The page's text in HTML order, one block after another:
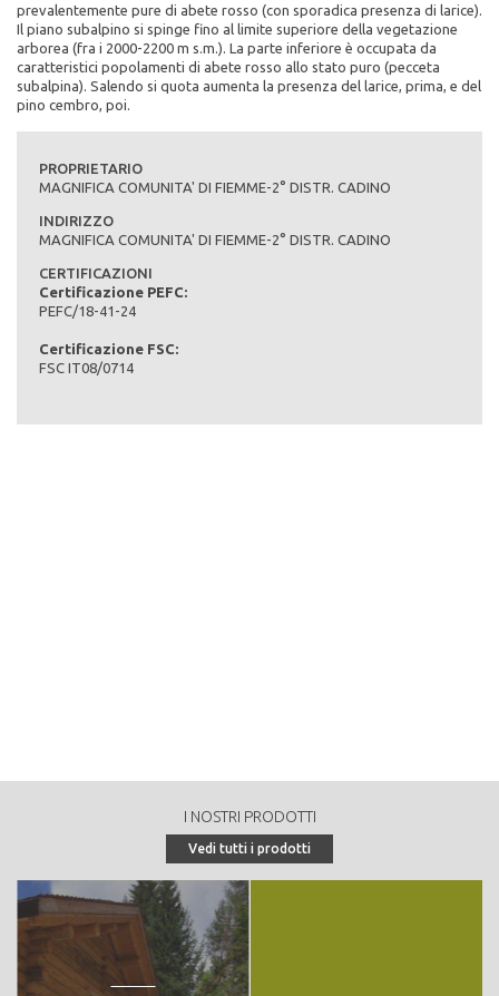
prevalentemente pure di abete rosso (con sporadica presenza di larice).
Il piano subalpino si spinge fino al limite superiore della vegetazione
arborea (fra i 2000-2200 m s.m.). La parte inferiore è occupata da
caratteristici popolamenti di abete rosso allo stato puro (pecceta
subalpina). Salendo si quota aumenta la presenza del larice, prima, e del
pino cembro, poi.
PROPRIETARIO
MAGNIFICA COMUNITA' DI FIEMME-2° DISTR. CADINO
INDIRIZZO
MAGNIFICA COMUNITA' DI FIEMME-2° DISTR. CADINO
CERTIFICAZIONI
Certificazione PEFC:
PEFC/18-41-24
Certificazione FSC:
FSC IT08/0714
Superficie della fustaia di produzione (in ettari):
1643
Composizione specie principali (in %):
abete rosso 87% abete bianco 4% larice 4% pino cembro 5%
fustaia
Massa legnosa complessiva dell'area produttiva (provvigione
totale in mc):
Massa legnosa per ettaro dell'area produttiva (provvigione in
mc/ha):
Tasso di crescita annuale del bosco, di tutta la superficie
I NOSTRI PRODOTTI
Vedi tutti i prodotti